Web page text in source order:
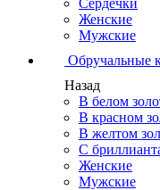
Сердечки
Женские
Мужские
Обручальные
Назад
В белом
В красном
В желтом
С
Женские
Мужские